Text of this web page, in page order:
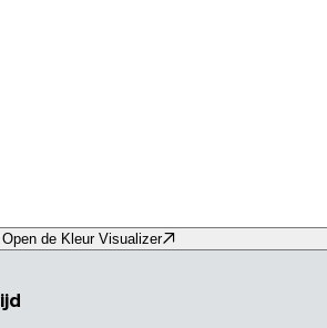
Open de Kleur Visualizer